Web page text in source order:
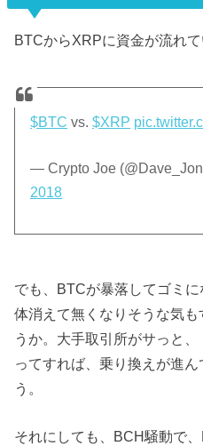
BTCからXRPに資金が流れて
$BTC vs.$XRP
— Crypto Joe
2018
でも、BTCが暴落してゴミ
体消えて無くなりそうな気
うか。大手取引所がサっと、
ってすれば、乗り換えが進
う。
それにしても、BCH騒動で